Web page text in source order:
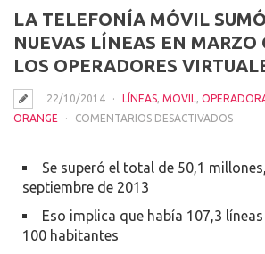
LA TELEFONÍA MÓVIL
NUEVAS LÍNEAS EN MARZO
LOS OPERADORES
22/10/2014 LÍNEAS, MOVIL,
ORANGE
COMENTARIOS DESACTIVADOSEN
MÓVIL
Se superó el total de 50,1
septiembre de 2013
Eso implica que había 107,3
100 habitantes